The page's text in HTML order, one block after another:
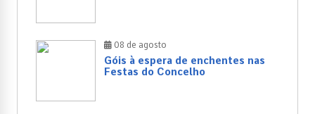
08 de agosto
Góis à espera de enchentes nas
Festas do Concelho